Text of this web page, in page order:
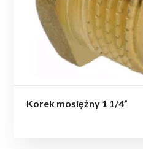
Korek mosiężny 1 1/4”